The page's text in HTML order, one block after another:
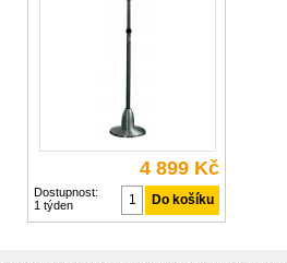
(Ø x v) 550 mm x 1650 - 1940 mm
4 899 Kč
Dostupnost:
1 týden